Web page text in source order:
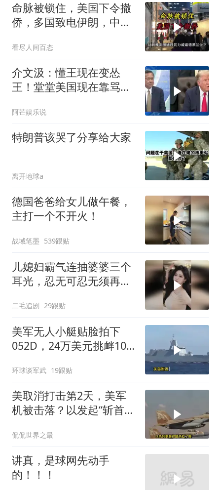
命脉被锁住，美国下令撤
侨，多国致电伊朗，中国
看尽人间百态
介文汲：懂王现在变怂
王！堂堂美国现在靠骂人
阿芒娱乐说
特朗普该哭了分享给大家
离开地球a
德国爸爸给女儿做午餐，
主打一个不开火！
战域笔墨 539跟贴
儿媳妇霸气连抽婆婆三个
耳光，忍无可忍无须再
二毛追剧 29跟贴
美军无人小艇贴脸拍下
052D，24万美元挑衅10
战法？
环球谈军武 19跟贴
美取消打击第2天，美军
机被击落？以发起“斩首行
侃侃世界之最
讲真，是球网先动手
的！！！